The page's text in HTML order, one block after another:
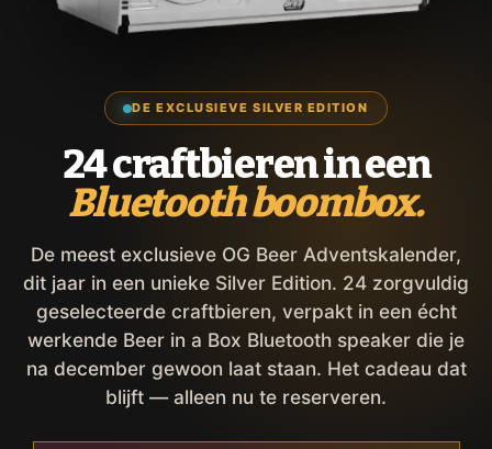
DE EXCLUSIEVE SILVER EDITION
24 craftbieren in een
Bluetooth boombox.
De meest exclusieve OG Beer Adventskalender,
dit jaar in een unieke Silver Edition. 24 zorgvuldig
geselecteerde craftbieren, verpakt in een écht
werkende Beer in a Box Bluetooth speaker die je
na december gewoon laat staan. Het cadeau dat
blijft — alleen nu te reserveren.